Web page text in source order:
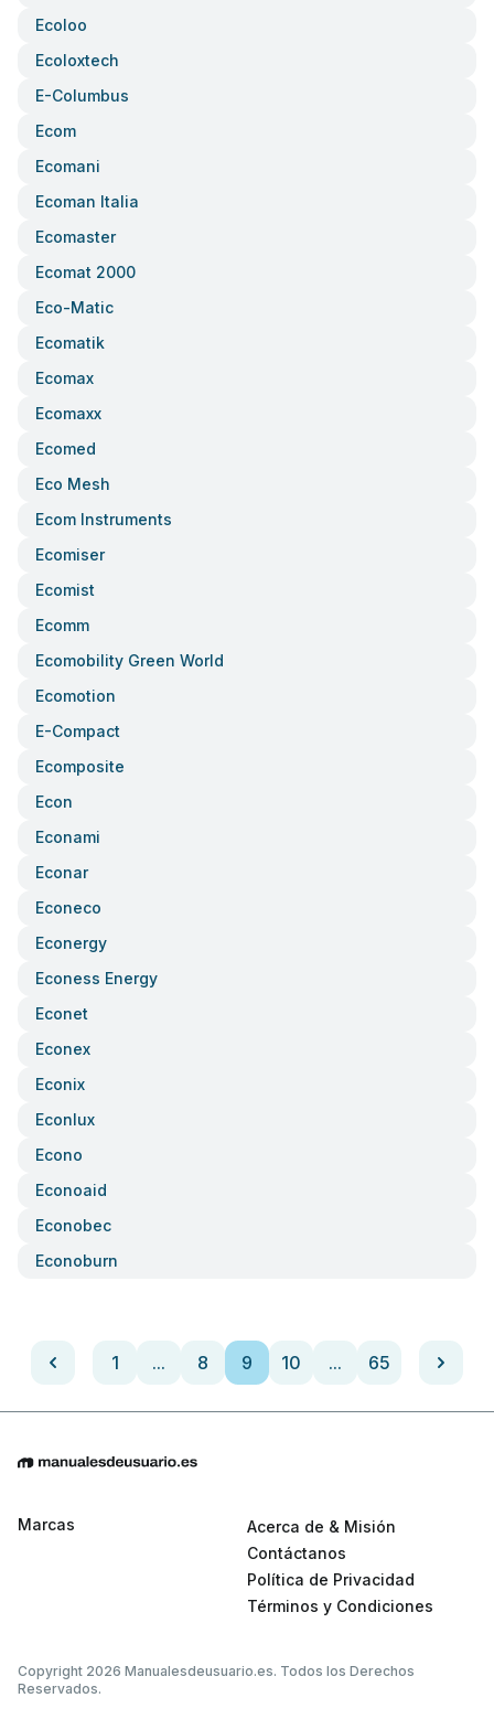
Ecoloo
Ecoloxtech
E-Columbus
Ecom
Ecomani
Ecoman Italia
Ecomaster
Ecomat 2000
Eco-Matic
Ecomatik
Ecomax
Ecomaxx
Ecomed
Eco Mesh
Ecom Instruments
Ecomiser
Ecomist
Ecomm
Ecomobility Green World
Ecomotion
E-Compact
Ecomposite
Econ
Econami
Econar
Econeco
Econergy
Econess Energy
Econet
Econex
Econix
Econlux
Econo
Econoaid
Econobec
Econoburn
1 ... 8 9 10 ... 65
Marcas
Acerca de & Misión
Contáctanos
Política de Privacidad
Términos y Condiciones
Copyright 2026 Manualesdeusuario.es. Todos los Derechos
Reservados.